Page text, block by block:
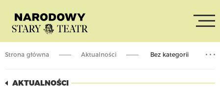
Strona główna Bez kategorii
Aktualności
AKTUALNOŚCI